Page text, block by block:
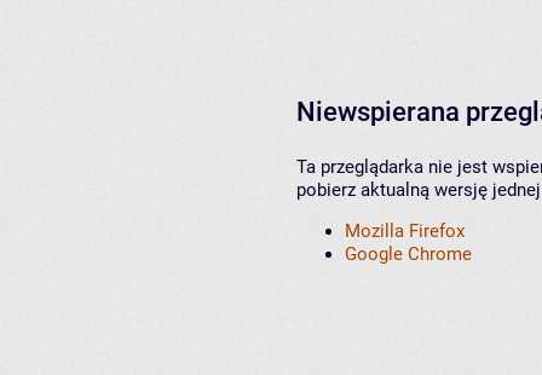
Niewspierana
Ta przeglądarka nie jest
pobierz aktualną wersję
Mozilla Firefox
Google Chrome